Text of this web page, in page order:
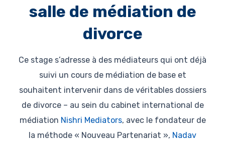
salle de médiation de
divorce
Ce stage s’adresse à des médiateurs qui ont déjà
suivi un cours de médiation de base et
souhaitent intervenir dans de véritables dossiers
de divorce – au sein du cabinet international de
médiation Nishri Mediators, avec le fondateur de
la méthode « Nouveau Partenariat », Nadav